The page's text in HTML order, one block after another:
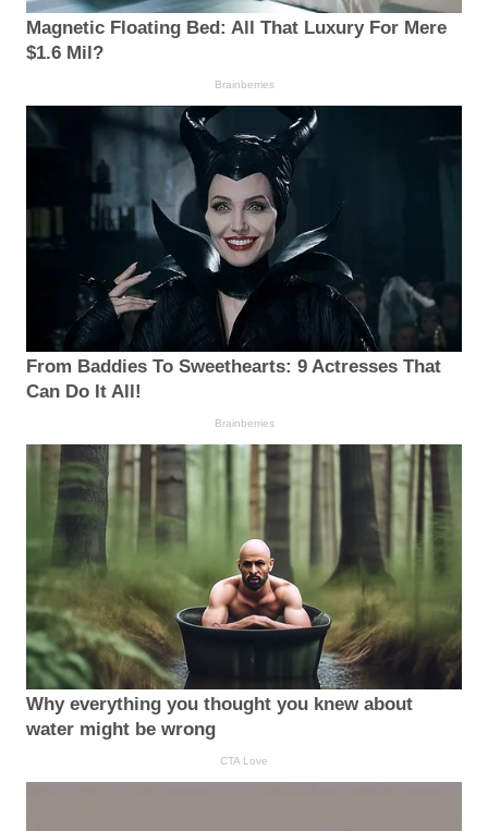
Magnetic Floating Bed: All That Luxury For Mere
$1.6 Mil?
Brainberries
From Baddies To Sweethearts: 9 Actresses That
Can Do It All!
Brainberries
Why everything you thought you knew about
water might be wrong
CTA Love